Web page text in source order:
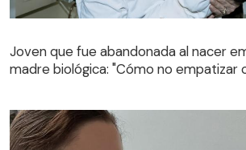
madre biológica: "Cómo no empatizar
Joven que fue abandonada al nacer
madre biológica: "Cómo no empatizar